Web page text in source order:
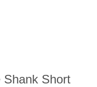
Shank Short